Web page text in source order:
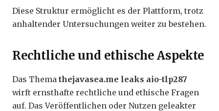
Diese Struktur ermöglicht es der Plattform, trotz
anhaltender Untersuchungen weiter zu bestehen.
Rechtliche und ethische Aspekte
Das Thema thejavasea.me leaks aio-tlp287
wirft ernsthafte rechtliche und ethische Fragen
auf. Das Veröffentlichen oder Nutzen geleakter